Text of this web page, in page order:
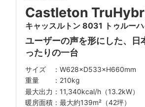
Castleton
キャッスルトン 8031 トゥルー
ユーザーの声を形にした、日
ったりの一台
W628×D533×H660mm
210kg
11,340kcal/h（13.2kW）
最大約139m²（42坪）